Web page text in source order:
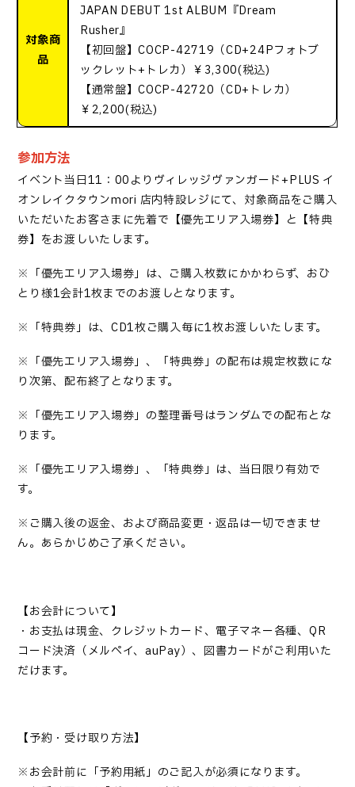
対象商
品
JAPAN DEBUT 1st ALBUM『Dream
Rusher』
【初回盤】COCP-42719（CD+24Pフォトブ
ックレット+トレカ）￥3,300(税込)
【通常盤】COCP-42720（CD+トレカ）
￥2,200(税込)
参加方法
イベント当日11：00より ヴィレッジヴァンガード+PLUS イ
オンレイクタウンmori 店内特設レジにて、対象商品をご購入
いただいたお客さま に先着で【優先エリア入場券】と【特典
券】をお渡しいたします。
※ 「優先エリア入場券」 は、ご購入枚数にかかわらず、おひ
とり様1会計1枚までのお渡しとなります。
※「特典券」は、CD1枚ご購入毎に1枚お渡しいたします。
※「優先エリア入場券」、「特典券」の配布は規定枚数にな
り次第、配布終了となります。
※「優先エリア入場券」の整理番号はランダムでの配布とな
ります。
※ 「優先エリア入場券」、
「特典券」は、当日限り有効で
す。
※ご購入後の返金、および商品変更・返品は一切できませ
ん。あらかじめご了承ください。
【お会計について】
・お支払は現金、クレジットカード、電子マネー各種、QR
コード決済（メルペイ、auPay）、図書カードがご利用いた
だけます。
【予約・受け取り方法】
※お会計前に「予約用紙」のご記入が必須になります。